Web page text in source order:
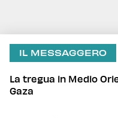
IL MESSAGGERO
La tregua in Medio
Gaza